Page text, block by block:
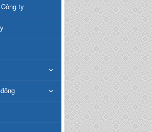
ty